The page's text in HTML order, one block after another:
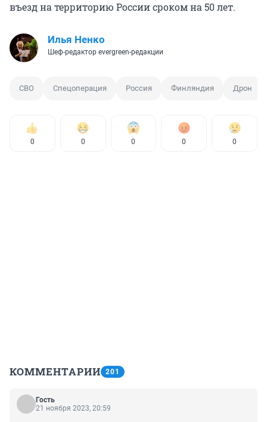
въезд на территорию России сроком на 50 лет.
Илья Ненко
Шеф-редактор evergreen-редакции
СВО Спецоперация Россия Финляндия Дрон
0 0 0 0 0
КОММЕНТАРИИ 201
Гость
21 ноября 2023, 20:59